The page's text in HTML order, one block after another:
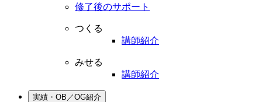
修了後のサポート
つくる
講師紹介
みせる
講師紹介
実績・OB／OG紹介